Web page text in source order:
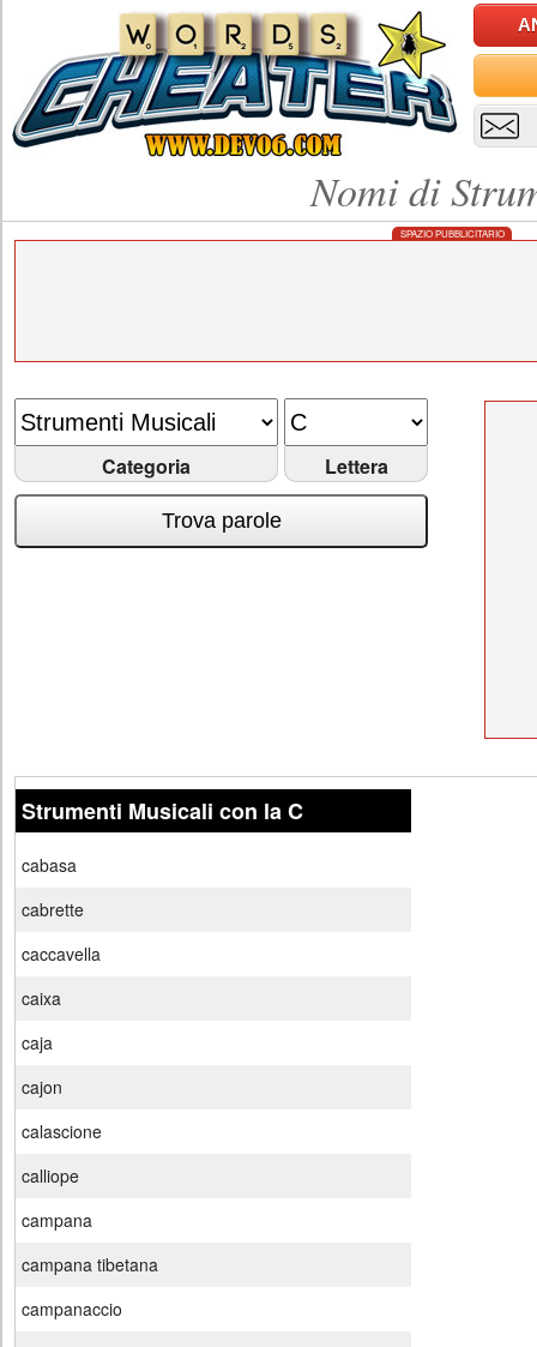
Nomi di
SPAZIO PUBBLICITARIO
Categoria Lettera
Trova parole
Strumenti Musicali con la C
cabasa
cabrette
caccavella
caixa
caja
cajon
calascione
calliope
campana
campana tibetana
campanaccio